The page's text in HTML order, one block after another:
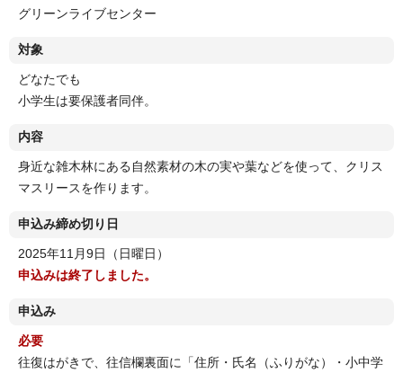
グリーンライブセンター
対象
どなたでも
小学生は要保護者同伴。
内容
身近な雑木林にある自然素材の木の実や葉などを使って、クリス
マスリースを作ります。
申込み締め切り日
2025年11月9日（日曜日）
申込みは終了しました。
申込み
必要
往復はがきで、往信欄裏面に「住所・氏名（ふりがな）・小中学